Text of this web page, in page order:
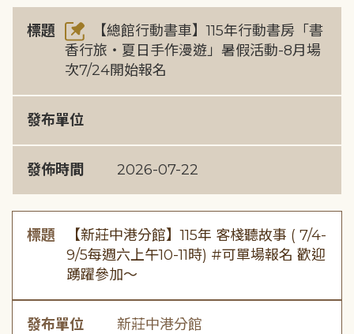
標題
【總館行動書車】115年行動書房「書
香行旅・夏日手作漫遊」暑假活動-8月場
次7/24開始報名
發布單位
發佈時間 2026-07-22
標題
【新莊中港分館】115年 客棧聽故事 ( 7/4-
9/5每週六上午10-11時) #可單場報名 歡迎
踴躍參加～
發布單位 新莊中港分館